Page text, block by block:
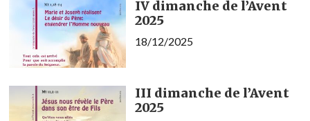
IV dimanche de l’Avent
2025
18/12/2025
III dimanche de l’Avent
2025